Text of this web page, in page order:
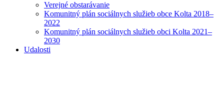
Verejné obstarávanie
Komunitný plán sociálnych služieb obce Kolta 2018–
2022
Komunitný plán sociálnych služieb obci Kolta 2021–
2030
Udalosti